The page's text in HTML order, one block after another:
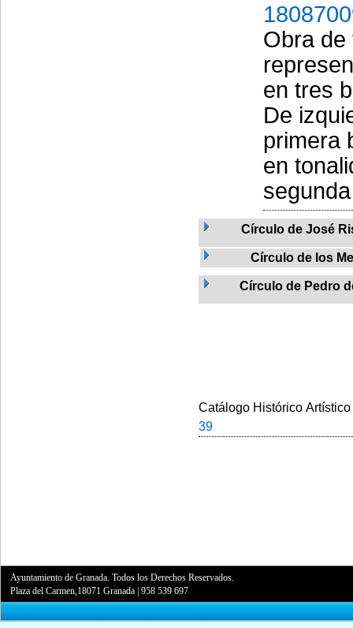
Obra de
en tres
De
primera
en
Círculo de José
Círculo de los
Círculo de Pedro
Catálogo Histórico
39
Ayuntamiento de Granada. Todos los Derechos Reservados.
Plaza del Carmen,18071 Granada |958 539 697